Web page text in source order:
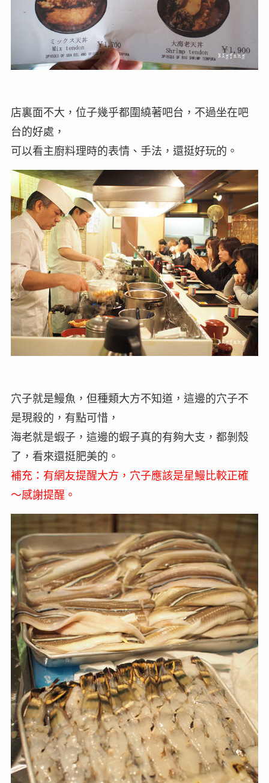
店裏面不大，位子幾乎都圍繞著吧台，不過坐在吧
台的好處，
可以看主廚料理時的表情、手法，還挺好玩的。
穴子就是鰻魚，但種類大方不知道，這邊的穴子不
是現殺的，有點可惜，
海老就是蝦子，這邊的蝦子真的有夠大支，都剝殼
了，看來還挺肥美的。
補充：有網友提醒大方，穴子應該是星鰻比較正確
～感謝提醒。